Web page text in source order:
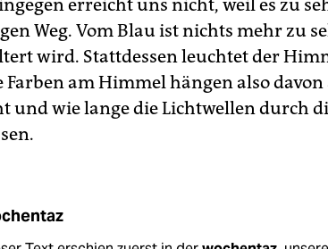
erreicht uns nicht, weil es zu
Weg. Vom Blau ist nichts mehr zu
wird. Stattdessen leuchtet der
Farben am Himmel hängen also davon
und wie lange die Lichtwellen durch